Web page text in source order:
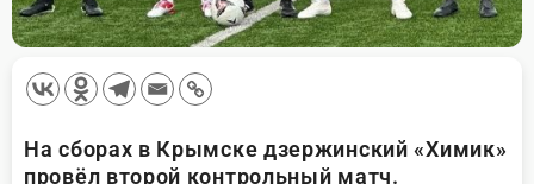
На сборах в Крымске дзержинский «Химик»
провёл второй контрольный матч.